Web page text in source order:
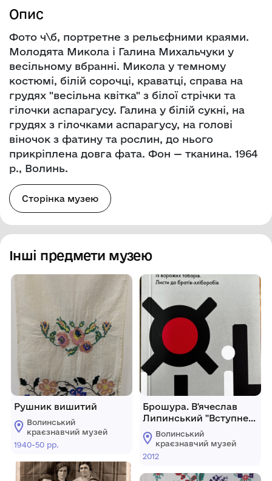
Опис
Фото ч\б, портретне з рельєфними краями.
Молодята Микола і Галина Михальчуки у
весільному вбранні. Микола у темному
костюмі, білій сорочці, краватці, справа на
грудях "весільна квітка" з білої стрічки та
гілочки аспарагусу. Галина у білій сукні, на
грудях з гілочками аспарагусу, на голові
віночок з фатину та рослин, до нього
прикріплена довга фата. Фон — тканина. 1964
р., Волинь.
Сторінка музею
Інші предмети музею
Рушник вишитий
Волинський
краєзнавчий музей
1940-50 рр.
Брошура. В'ячеслав
Липинський "Вступне
слово для читачів із
ворожих таборів.
Листи до братів-
Волинський
краєзнавчий музей
2012